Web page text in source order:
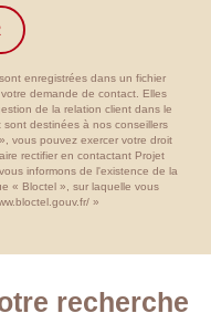
enregistrées dans un fichier
demande de contact. Elles
de la relation client dans le
destinées à nos conseillers
vous pouvez exercer votre droit
rectifier en contactant Projet
informons de l'existence de la
« Bloctel », sur laquelle vous
»
recherche